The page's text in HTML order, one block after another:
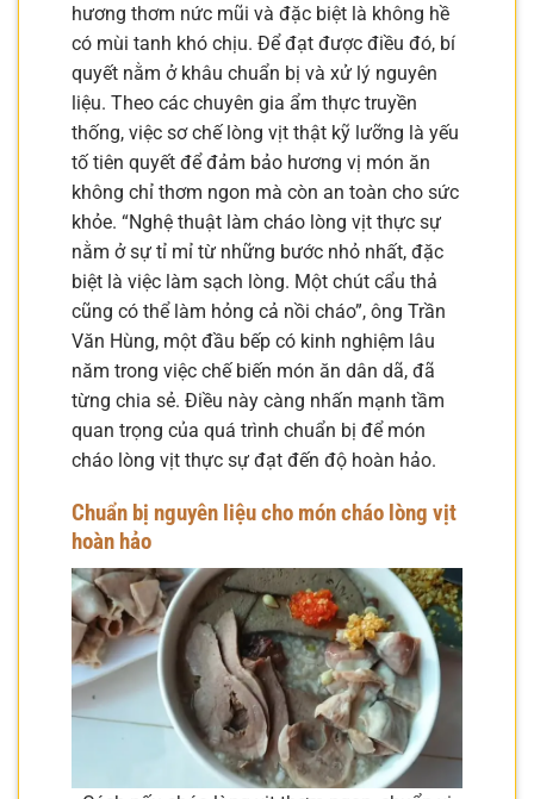
hương thơm nức mũi và đặc biệt là không hề
có mùi tanh khó chịu. Để đạt được điều đó, bí
quyết nằm ở khâu chuẩn bị và xử lý nguyên
liệu. Theo các chuyên gia ẩm thực truyền
thống, việc sơ chế lòng vịt thật kỹ lưỡng là yếu
tố tiên quyết để đảm bảo hương vị món ăn
không chỉ thơm ngon mà còn an toàn cho sức
khỏe. “Nghệ thuật làm cháo lòng vịt thực sự
nằm ở sự tỉ mỉ từ những bước nhỏ nhất, đặc
biệt là việc làm sạch lòng. Một chút cẩu thả
cũng có thể làm hỏng cả nồi cháo”, ông Trần
Văn Hùng, một đầu bếp có kinh nghiệm lâu
năm trong việc chế biến món ăn dân dã, đã
từng chia sẻ. Điều này càng nhấn mạnh tầm
quan trọng của quá trình chuẩn bị để món
cháo lòng vịt thực sự đạt đến độ hoàn hảo.
Chuẩn bị nguyên liệu cho món cháo lòng vịt
hoàn hảo